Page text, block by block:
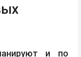
и по